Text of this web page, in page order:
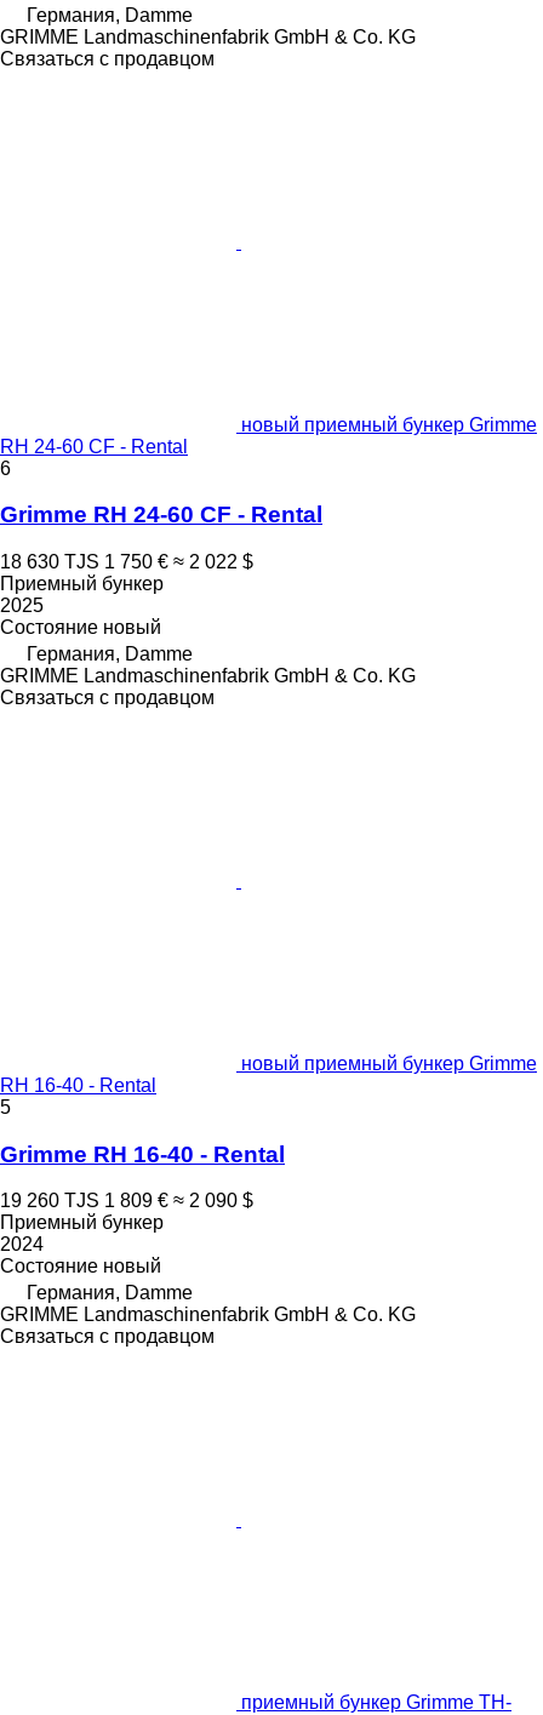
Германия, Damme
GRIMME Landmaschinenfabrik GmbH & Co. KG
Связаться с продавцом
новый приемный бункер Grimme
RH 24-60 CF - Rental
6
Grimme RH 24-60 CF - Rental
18 630 TJS 1 750 € ≈ 2 022 $
Приемный бункер
2025
Состояние новый
Германия, Damme
GRIMME Landmaschinenfabrik GmbH & Co. KG
Связаться с продавцом
новый приемный бункер Grimme
RH 16-40 - Rental
5
Grimme RH 16-40 - Rental
19 260 TJS 1 809 € ≈ 2 090 $
Приемный бункер
2024
Состояние новый
Германия, Damme
GRIMME Landmaschinenfabrik GmbH & Co. KG
Связаться с продавцом
приемный бункер Grimme TH-